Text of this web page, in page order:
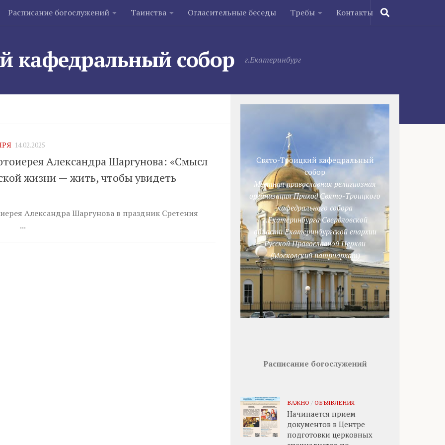
Расписание богослужений Таинства Огласительные беседы Требы Контакты
кафедральный собор г.Екатеринбург
14.02.2025
Александра Шаргунова: «Смысл
жизни — жить, чтобы увидеть
Александра Шаргунова в праздник Сретения
...
Свято-Троицкий кафедральный
собор
Местная православная религиозная
организация Приход Свято-Троицкого
кафедрального собора
г.Екатеринбурга Свердловской
области Екатеринбургской епархии
Русской Православной Церкви
(Московский патриархат)
Расписание богослужений
ВАЖНО / ОБЪЯВЛЕНИЯ
Начинается прием
документов в Центре
подготовки церковных